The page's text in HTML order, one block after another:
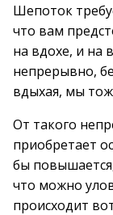
Шепоток
что вам
на вдохе, и на
непрерывно,
вдыхая, мы
От такого
приобретает
бы
что можно
происходит